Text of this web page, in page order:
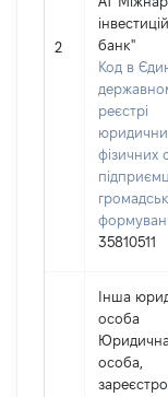
2
банк"
Код в
реєстрі
фізичних
35810511
Інша
особа
Юридична
особа,